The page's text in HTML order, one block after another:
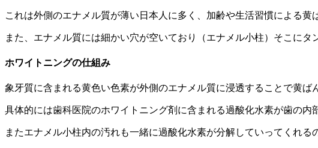
これは外側のエナメル質が薄い日本人に多く、加齢や生活習慣による
また、エナメル質には細かい穴が空いており（エナメル小柱）そこに
ホワイトニングの仕組み
象牙質に含まれる黄色い色素が外側のエナメル質に浸透することで黄
具体的には歯科医院のホワイトニング剤に含まれる過酸化水素が歯の
またエナメル小柱内の汚れも一緒に過酸化水素が分解していってくれる